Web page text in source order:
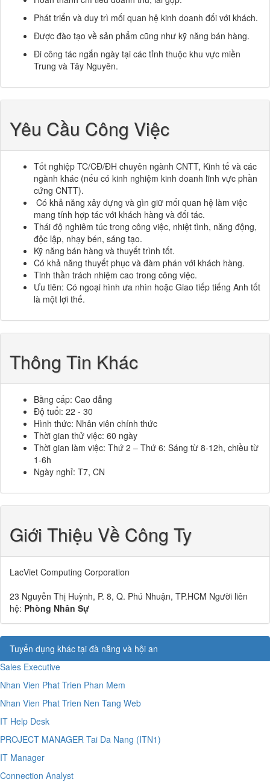
Phát triển và duy trì mối quan hệ kinh doanh đối với khách.
Được đào tạo về sản phẩm cũng như kỹ năng bán hàng.
Đi công tác ngắn ngày tại các tỉnh thuộc khu vực miền
Trung và Tây Nguyên.
Yêu Cầu Công Việc
Tốt nghiệp TC/CĐ/ĐH chuyên ngành CNTT, Kinh tế và các
ngành khác (nếu có kinh nghiệm kinh doanh lĩnh vực phần
cứng CNTT).
Có khả năng xây dựng và gìn giữ mối quan hệ làm việc
mang tính hợp tác với khách hàng và đối tác.
Thái độ nghiêm túc trong công việc, nhiệt tình, năng động,
độc lập, nhạy bén, sáng tạo.
Kỹ năng bán hàng và thuyết trình tốt.
Có khả năng thuyết phục và đàm phán với khách hàng.
Tinh thần trách nhiệm cao trong công việc.
Ưu tiên: Có ngoại hình ưa nhìn hoặc Giao tiếp tiếng Anh tốt
là một lợi thế.
Thông Tin Khác
Bằng cấp: Cao đẳng
Độ tuổi: 22 - 30
Hình thức: Nhân viên chính thức
Thời gian thử việc: 60 ngày
Thời gian làm việc: Thứ 2 – Thứ 6: Sáng từ 8-12h, chiều từ
1-6h
Ngày nghỉ: T7, CN
Giới Thiệu Về Công Ty
LacViet Computing Corporation
23 Nguyễn Thị Huỳnh, P. 8, Q. Phú Nhuận, TP.HCM Người liên
hệ: Phòng Nhân Sự
Tuyển dụng khác tại đà nẵng và hội an
Sales Executive
Nhan Vien Phat Trien Phan Mem
Nhan Vien Phat Trien Nen Tang Web
IT Help Desk
PROJECT MANAGER Tai Da Nang (ITN1)
IT Manager
Connection Analyst